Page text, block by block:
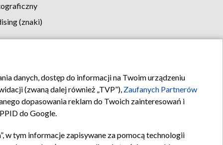
(znaki)
Kontakt
danych, dostęp do informacji na Twoim urządzeniu
(zwaną dalej również „TVP”), Zaufanych Partnerów
dopasowania reklam do Twoich zainteresowań i
do Google.
w tym informacje zapisywane za pomocą technologii